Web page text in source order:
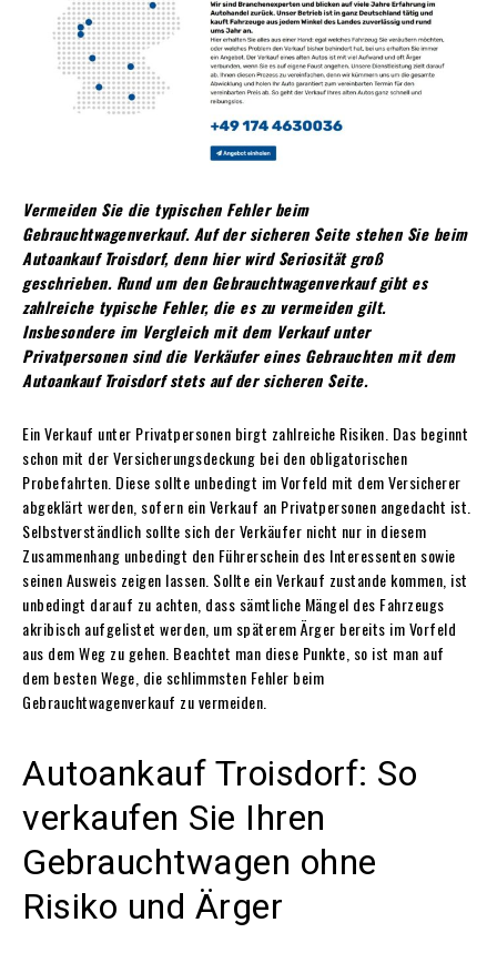
Vermeiden Sie die typischen Fehler beim
Gebrauchtwagenverkauf. Auf der sicheren Seite stehen Sie beim
Autoankauf Troisdorf, denn hier wird Seriosität groß
geschrieben. Rund um den Gebrauchtwagenverkauf gibt es
zahlreiche typische Fehler, die es zu vermeiden gilt.
Insbesondere im Vergleich mit dem Verkauf unter
Privatpersonen sind die Verkäufer eines Gebrauchten mit dem
Autoankauf Troisdorf stets auf der sicheren Seite.
Ein Verkauf unter Privatpersonen birgt zahlreiche Risiken. Das beginnt
schon mit der Versicherungsdeckung bei den obligatorischen
Probefahrten. Diese sollte unbedingt im Vorfeld mit dem Versicherer
abgeklärt werden, sofern ein Verkauf an Privatpersonen angedacht ist.
Selbstverständlich sollte sich der Verkäufer nicht nur in diesem
Zusammenhang unbedingt den Führerschein des Interessenten sowie
seinen Ausweis zeigen lassen. Sollte ein Verkauf zustande kommen, ist
unbedingt darauf zu achten, dass sämtliche Mängel des Fahrzeugs
akribisch aufgelistet werden, um späterem Ärger bereits im Vorfeld
aus dem Weg zu gehen. Beachtet man diese Punkte, so ist man auf
dem besten Wege, die schlimmsten Fehler beim
Gebrauchtwagenverkauf zu vermeiden.
Autoankauf Troisdorf: So
verkaufen Sie Ihren
Gebrauchtwagen ohne
Risiko und Ärger